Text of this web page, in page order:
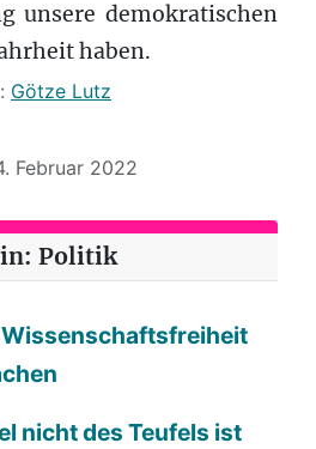
unsere demokratischen
haben.
Götze Lutz
Februar 2022
Politik
nicht des Teufels ist